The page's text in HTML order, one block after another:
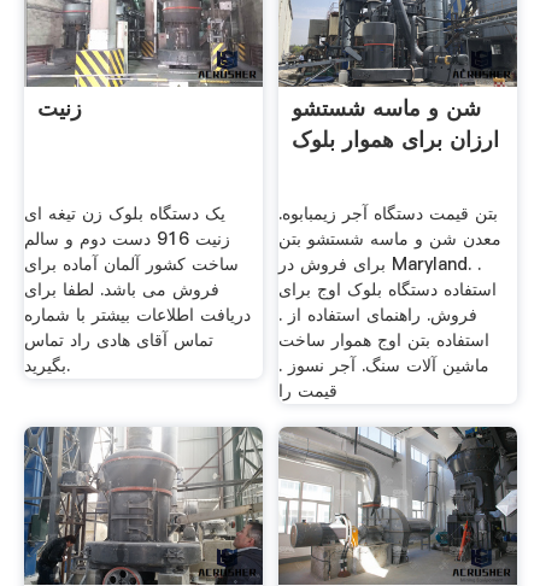
زنیت
یک دستگاه بلوک زن تیغه ای
زنیت 916 دست دوم و سالم
ساخت کشور آلمان آماده برای
فروش می باشد. لطفا برای
دریافت اطلاعات بیشتر با شماره
تماس آقای هادی راد تماس
بگیرید.
شن و ماسه شستشو
ارزان برای هموار بلوک
بتن قیمت دستگاه آجر زیمبابوه.
معدن شن و ماسه شستشو بتن
برای فروش در Maryland. .
استفاده دستگاه بلوک اوج برای
فروش. راهنمای استفاده از .
استفاده بتن اوج هموار ساخت
ماشین آلات سنگ. آجر نسوز .
قیمت را